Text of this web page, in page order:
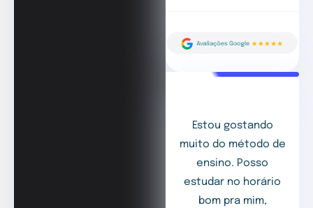
Estou gostando
muito do método de
ensino. Posso
estudar no horário
bom pra mim,